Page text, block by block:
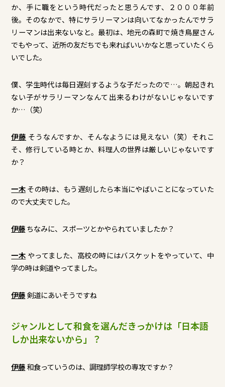
か、手に職をという時代だったと思うんです、２０００年前
後。そのなかで、特にサラリーマンは向いてなかったんでサラ
リーマンは出来ないなと。最初は、地元の森町で焼き鳥屋さん
でもやって、近所の友だちでも来ればいいかなと思っていたくら
いでした。
僕、学生時代は毎日遅刻するような子だったので…。朝起きれ
ない子がサラリーマンなんて出来るわけがないじゃないです
か…（笑）
伊藤 そうなんですか、そんなようには見えない（笑）それこ
そ、修行している時とか、料理人の世界は厳しいじゃないです
か？
一木その時は、もう遅刻したら本当にやばいことになっていた
ので大丈夫でした。
伊藤ちなみに、スポーツとかやられていましたか？
一木 やってました、高校の時にはバスケットをやっていて、中
学の時は剣道やってました。
伊藤剣道にあいそうですね
ジャンルとして和食を選んだきっかけは「日本語
しか出来ないから」？
伊藤和食っていうのは、調理師学校の専攻ですか？